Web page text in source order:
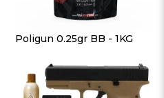
Poligun 0.25gr BB - 1KG